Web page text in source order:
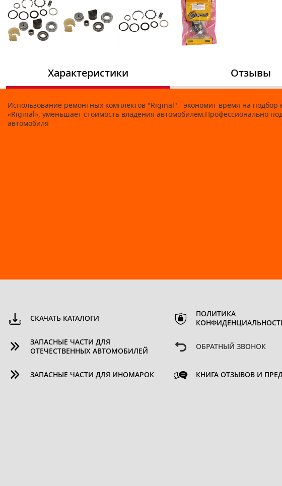
Характеристики
Использование ремонтных комплектов "Riginal" - экономит время на
«Riginal», уменьшает стоимость владения автомобилем.Профессионально
автомобиля
Отзывы
СКАЧАТЬ КАТАЛОГИ
ЗАПАСНЫЕ ЧАСТИ ДЛЯ
ОТЕЧЕСТВЕННЫХ АВТОМОБИЛЕЙ
ЗАПАСНЫЕ ЧАСТИ ДЛЯ ИНОМАРОК
ПОЛИТИКА
ОБРАТНЫЙ ЗВОНОК
КНИГА ОТЗЫВОВ И